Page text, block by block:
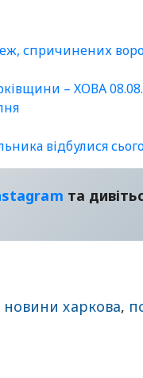
спричинених
– ХОВА
відбулися
та
новини харкова,